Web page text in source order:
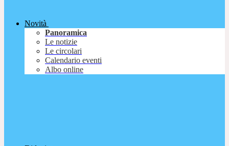
Novità
Panoramica
Le notizie
Le circolari
Calendario eventi
Albo online